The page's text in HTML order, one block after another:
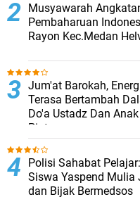
Musyawarah
Pembaharuan
Rayon Kec.Medan
Jum'at Barokah,
Terasa Bertambah
Do'a Ustadz Dan
Piatu
Polisi Sahabat
Siswa Yaspend Mulia
dan Bijak Bermedsos